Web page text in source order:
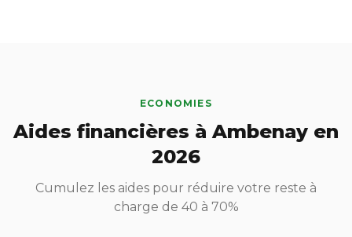
ECONOMIES
Aides financières à Ambenay en
2026
Cumulez les aides pour réduire votre reste à
charge de 40 à 70%